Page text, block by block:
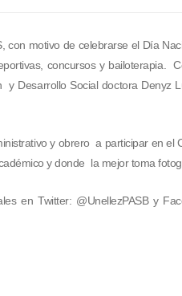
motivo de celebrarse el Día
concursos y bailoterapia.
Desarrollo Social doctora Denyz
y obrero a participar en el
y donde la mejor toma
en Twitter: @UnellezPASB y